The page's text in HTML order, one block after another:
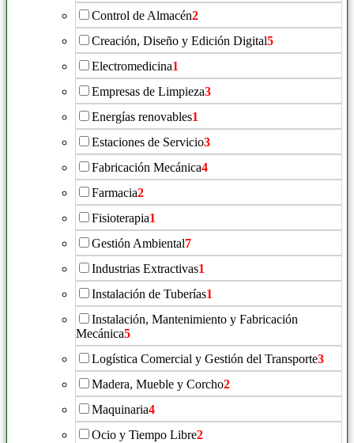
Control de Almacén2
Creación, Diseño y Edición Digital5
Electromedicina1
Empresas de Limpieza3
Energías renovables1
Estaciones de Servicio3
Fabricación Mecánica4
Farmacia2
Fisioterapia1
Gestión Ambiental7
Industrias Extractivas1
Instalación de Tuberías1
Instalación, Mantenimiento y Fabricación
Mecánica5
Logística Comercial y Gestión del Transporte3
Madera, Mueble y Corcho2
Maquinaria4
Ocio y Tiempo Libre2